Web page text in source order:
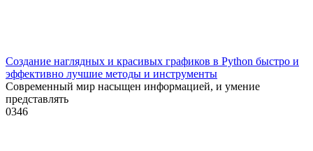
Создание наглядных и красивых графиков в Python быстро и
эффективно лучшие методы и инструменты
Современный мир насыщен информацией, и умение
представлять
0346